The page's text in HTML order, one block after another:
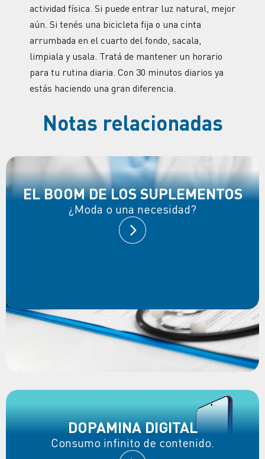
actividad física. Si puede entrar luz natural, mejor
aún. Si tenés una bicicleta fija o una cinta
arrumbada en el cuarto del fondo, sacala,
limpiala y usala. Tratá de mantener un horario
para tu rutina diaria. Con 30 minutos diarios ya
estás haciendo una gran diferencia.
Notas relacionadas
EL BOOM DE LOS SUPLEMENTOS
¿Moda o una necesidad?
DOPAMINA DIGITAL
Consumo infinito de contenido.